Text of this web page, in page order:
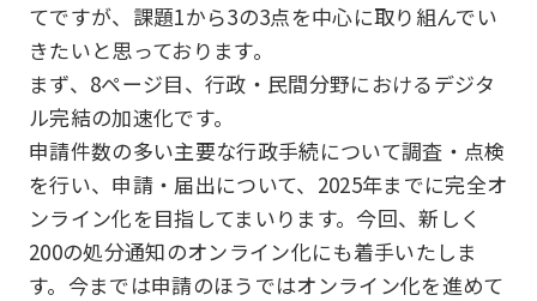
てですが、課題1から3の3点を中心に取り組んでい
きたいと思っております。
まず、8ページ目、行政・民間分野におけるデジタ
ル完結の加速化です。
申請件数の多い主要な行政手続について調査・点検
を行い、申請・届出について、2025年までに完全オ
ンライン化を目指してまいります。今回、新しく
200の処分通知のオンライン化にも着手いたしま
す。今までは申請のほうではオンライン化を進めて